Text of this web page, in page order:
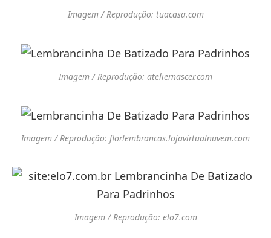
Imagem / Reprodução: tuacasa.com
Imagem / Reprodução: ateliernascer.com
Imagem / Reprodução: florlembrancas.lojavirtualnuvem.com
Imagem / Reprodução: elo7.com